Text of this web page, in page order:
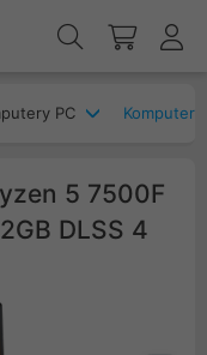
PC
5 7500F
DLSS 4